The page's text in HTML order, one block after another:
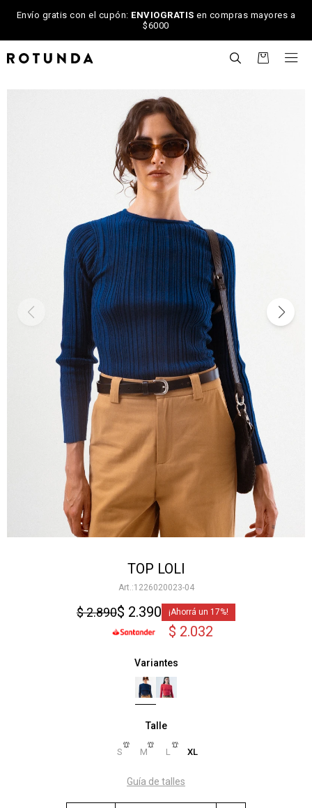
Envío gratis con el cupón: ENVIOGRATIS en compras mayores a
$6000

TOP LOLI
1226020023-04
$ 2.390
$2.890 17
$ 2.032
Variantes
Talle
S M L XL
Guía de talles